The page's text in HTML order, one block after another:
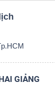
GIẢNG